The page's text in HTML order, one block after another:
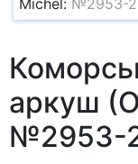
Michel: №2953-
аркуш
№2953-